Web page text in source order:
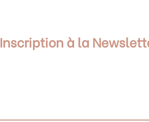
Inscription à la